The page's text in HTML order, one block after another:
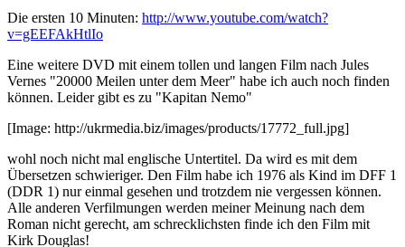
Die ersten 10 Minuten: http://www.youtube.com/watch?
v=gEEFAkHtlIo
Eine weitere DVD mit einem tollen und langen Film nach Jules
Vernes "20000 Meilen unter dem Meer" habe ich auch noch finden
können. Leider gibt es zu "Kapitan Nemo"
[Image: http://ukrmedia.biz/images/products/17772_full.jpg]
wohl noch nicht mal englische Untertitel. Da wird es mit dem
Übersetzen schwieriger. Den Film habe ich 1976 als Kind im DFF 1
(DDR 1) nur einmal gesehen und trotzdem nie vergessen können.
Alle anderen Verfilmungen werden meiner Meinung nach dem
Roman nicht gerecht, am schrecklichsten finde ich den Film mit
Kirk Douglas!